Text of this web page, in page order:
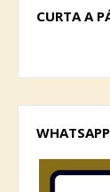
CURTA A
WHATSAPP